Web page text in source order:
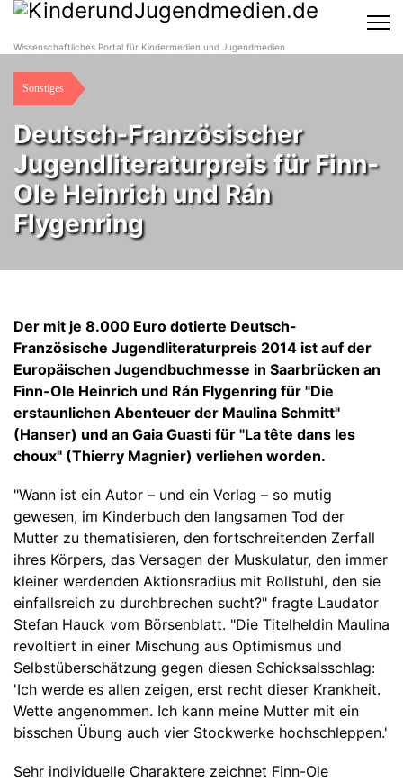
Wissenschaftliches Portal für Kindermedien und Jugendmedien
Sonstiges
Deutsch-Französischer
Jugendliteraturpreis für Finn-
Ole Heinrich und Rán
Flygenring
Der mit je 8.000 Euro dotierte Deutsch-
Französische Jugendliteraturpreis 2014 ist auf der
Europäischen Jugendbuchmesse in Saarbrücken an
Finn-Ole Heinrich und Rán Flygenring für "Die
erstaunlichen Abenteuer der Maulina Schmitt"
(Hanser) und an Gaia Guasti für "La tête dans les
choux" (Thierry Magnier) verliehen worden.
"Wann ist ein Autor – und ein Verlag – so mutig
gewesen, im Kinderbuch den langsamen Tod der
Mutter zu thematisieren, den fortschreitenden Zerfall
ihres Körpers, das Versagen der Muskulatur, den immer
kleiner werdenden Aktionsradius mit Rollstuhl, den sie
einfallsreich zu durchbrechen sucht?" fragte Laudator
Stefan Hauck vom Börsenblatt. "Die Titelheldin Maulina
revoltiert in einer Mischung aus Optimismus und
Selbstüberschätzung gegen diesen Schicksalsschlag:
'Ich werde es allen zeigen, erst recht dieser Krankheit.
Wette angenommen. Ich kann meine Mutter mit ein
bisschen Übung auch vier Stockwerke hochschleppen.'
Sehr individuelle Charaktere zeichnet Finn-Ole